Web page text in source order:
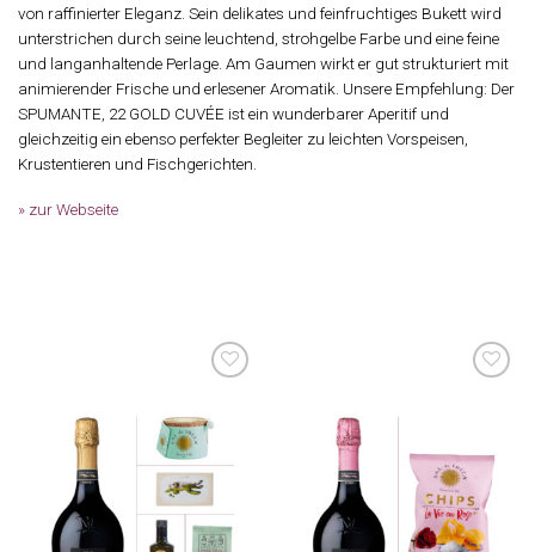
von raffinierter Eleganz. Sein delikates und feinfruchtiges Bukett wird
unterstrichen durch seine leuchtend, strohgelbe Farbe und eine feine
und langanhaltende Perlage. Am Gaumen wirkt er gut strukturiert mit
animierender Frische und erlesener Aromatik. Unsere Empfehlung: Der
SPUMANTE, 22 GOLD CUVÉE ist ein wunderbarer Aperitif und
gleichzeitig ein ebenso perfekter Begleiter zu leichten Vorspeisen,
Krustentieren und Fischgerichten.
» zur Webseite